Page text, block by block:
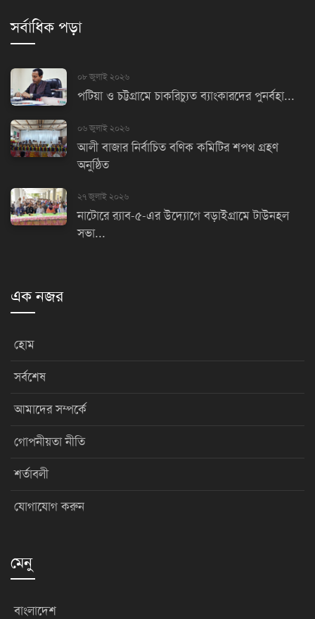
সর্বাধিক পড়া
০৮ জুলাই ২০২৬
পটিয়া ও চট্টগ্রামে চাকরিচ্যুত ব্যাংকারদের পুনর্বহা...
০৬ জুলাই ২০২৬
আলী বাজার নির্বাচিত বণিক কমিটির শপথ গ্রহণ
অনুষ্ঠিত
২৭ জুলাই ২০২৬
নাটোরে র‌্যাব-৫-এর উদ্যোগে বড়াইগ্রামে টাউনহল
সভা...
এক নজর
হোম
সর্বশেষ
আমাদের সম্পর্কে
গোপনীয়তা নীতি
শর্তাবলী
যোগাযোগ করুন
মেনু
বাংলাদেশ